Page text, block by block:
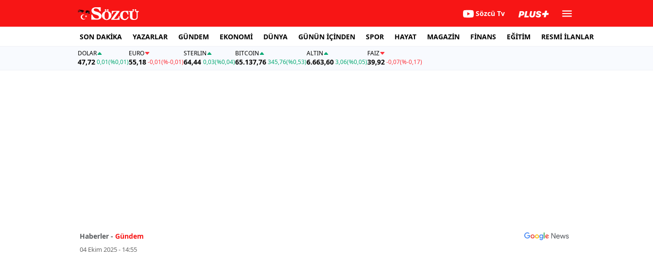
Sözcü Tv
SON DAKİKA YAZARLAR GÜNDEM EKONOMİ DÜNYA GÜNÜN İÇİNDEN SPOR HAYAT MAGAZİN FİNANS EĞİTİM RESMİ İLANLAR
DOLAR
47,720,01(%0,01)
EURO
55,18 -0,01(%-0,01)
STERLIN
64,44 0,03(%0,04)
BITCOIN
65.137,76345,76(%0,53)
ALTIN
6.663,603,06(%0,05)
FAİZ
39,92-0,07(%-0,17)
Haberler - Gündem
04 Ekim 2025 - 14:55